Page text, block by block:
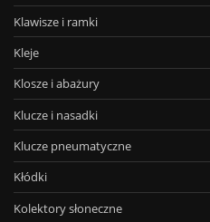
Klawisze i ramki
Kleje
Klosze i abażury
Klucze i nasadki
Klucze pneumatyczne
Kłódki
Kolektory słoneczne